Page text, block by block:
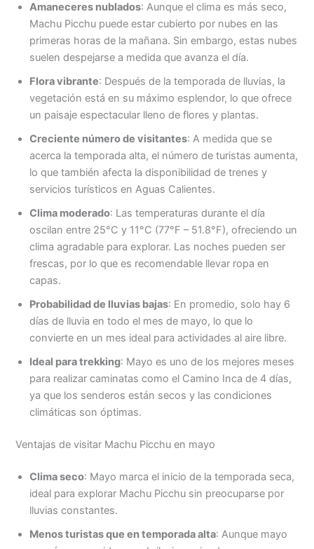
Amaneceres nublados: Aunque el clima es más seco,
Machu Picchu puede estar cubierto por nubes en las
primeras horas de la mañana. Sin embargo, estas nubes
suelen despejarse a medida que avanza el día.
Flora vibrante: Después de la temporada de lluvias, la
vegetación está en su máximo esplendor, lo que ofrece
un paisaje espectacular lleno de flores y plantas.
Creciente número de visitantes: A medida que se
acerca la temporada alta, el número de turistas aumenta,
lo que también afecta la disponibilidad de trenes y
servicios turísticos en Aguas Calientes.
Clima moderado: Las temperaturas durante el día
oscilan entre 25°C y 11°C (77°F – 51.8°F), ofreciendo un
clima agradable para explorar. Las noches pueden ser
frescas, por lo que es recomendable llevar ropa en
capas.
Probabilidad de lluvias bajas: En promedio, solo hay 6
días de lluvia en todo el mes de mayo, lo que lo
convierte en un mes ideal para actividades al aire libre.
Ideal para trekking: Mayo es uno de los mejores meses
para realizar caminatas como el Camino Inca de 4 días,
ya que los senderos están secos y las condiciones
climáticas son óptimas.
Ventajas de visitar Machu Picchu en mayo
Clima seco: Mayo marca el inicio de la temporada seca,
ideal para explorar Machu Picchu sin preocuparse por
lluvias constantes.
Menos turistas que en temporada alta: Aunque mayo